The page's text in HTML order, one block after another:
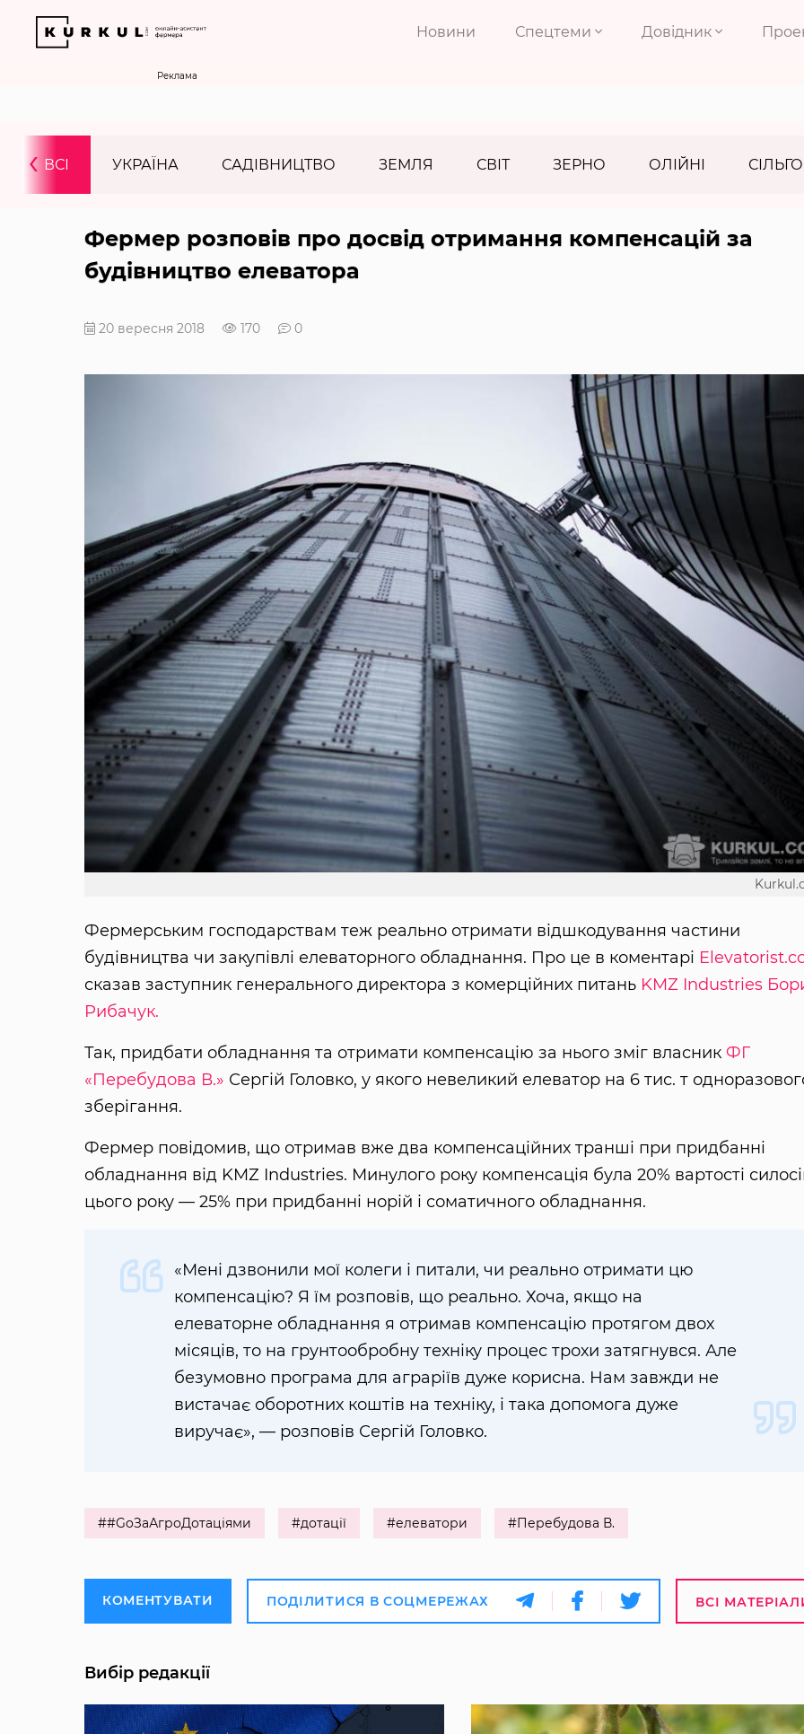
Новини Спецтеми Довідник
Реклама
ВСІ УКРАЇНА САДІВНИЦТВО ЗЕМЛЯ СВІТ ЗЕРНО ОЛІЙНІ
‹
Фермер розповів про досвід отримання компенсацій за
будівництво елеватора
20 вересня 2018 170 0
Фермерським господарствам теж реально отримати відшкодування частини
будівництва чи закупівлі елеваторного обладнання. Про це в коментарі
сказав заступник генерального директора з комерційних питань KMZ Industries
Рибачук.
Так, придбати обладнання та отримати компенсацію за нього зміг власник ФГ
«Перебудова В.» Сергій Головко, у якого невеликий елеватор на 6 тис. т
зберігання.
Фермер повідомив, що отримав вже два компенсаційних транші при придбанні
обладнання від KMZ Industries. Минулого року компенсація була 20% вартості
цього року — 25% при придбанні норій і соматичного обладнання.
«Мені дзвонили мої колеги і питали, чи реально отримати цю
компенсацію? Я їм розповів, що реально. Хоча, якщо на
елеваторне обладнання я отримав компенсацію протягом двох
місяців, то на грунтообробну техніку процес трохи затягнувся. Але
безумовно програма для аграріїв дуже корисна. Нам завжди не
вистачає оборотних коштів на техніку, і така допомога дуже
виручає», — розповів Сергій Головко.
##GoЗаАгроДотаціями #дотації #елеватори #Перебудова В.
КОМЕНТУВАТИ ПОДІЛИТИСЯ В СОЦМЕРЕЖАХ ВСІ
Вибір редакції